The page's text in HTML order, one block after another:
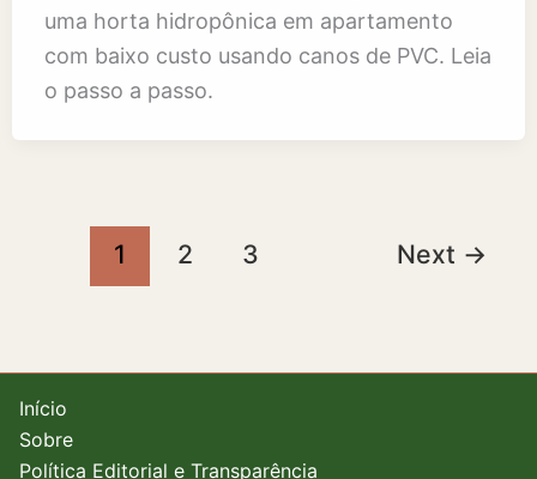
uma horta hidropônica em apartamento
com baixo custo usando canos de PVC. Leia
o passo a passo.
1 2 3 Next →
Início
Sobre
Política Editorial e Transparência